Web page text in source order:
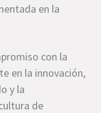
en la
con la
en la innovación,
y la
de